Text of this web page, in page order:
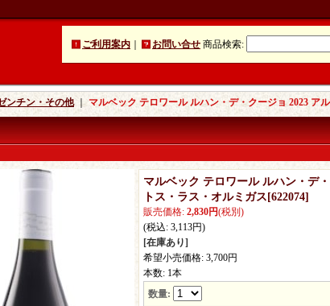
ご利用案内 お問い合せ 商品検索:
ンチン・その他｜ マルベック テロワール ルハン・デ・クージョ 2023 ア
マルベック テロワール ルハン・デ
トス・ラス・オルミガス [622074]
販売価格: 2,830円(税別)
(税込: 3,113円)
[在庫あり]
希望小売価格: 3,700円
本数: 1本
数量: